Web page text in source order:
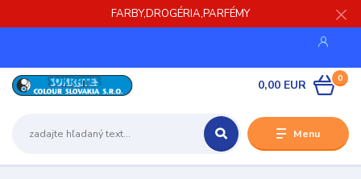
FARBY,DROGÉRIA,PARFÉMY
Menu
0
0,00 EUR